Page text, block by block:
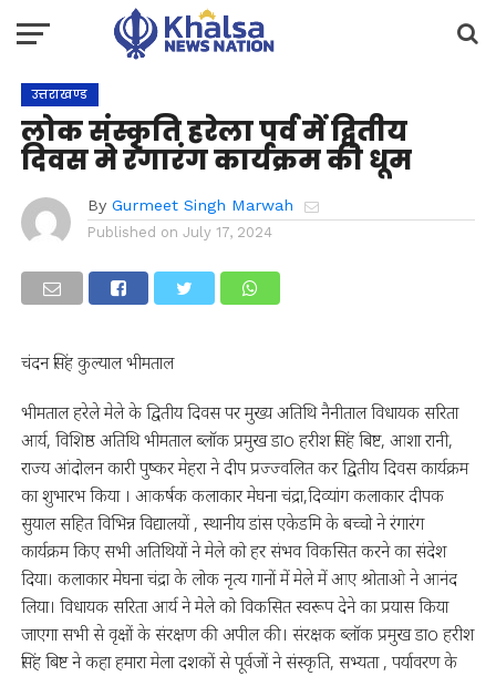
उत्तराखण्ड
लोक संस्कृति हरेला पर्व में द्वितीय
दिवस मे रंगारंग कार्यक्रम की धूम
By Gurmeet Singh Marwah
Published on July 17, 2024
चंदन सिंह कुल्याल भीमताल
भीमताल हरेले मेले के द्वितीय दिवस पर मुख्य अतिथि नैनीताल विधायक सरिता
आर्य, विशिष्ठ अतिथि भीमताल ब्लॉक प्रमुख डाo हरीश सिंह बिष्ट, आशा रानी,
राज्य आंदोलन कारी पुष्कर मेहरा ने दीप प्रज्ज्वलित कर द्वितीय दिवस कार्यक्रम
का शुभारभ किया । आकर्षक कलाकार मेघना चंद्रा,दिव्यांग कलाकार दीपक
सुयाल सहित विभिन्न विद्यालयों , स्थानीय डांस एकेडमि के बच्चो ने रंगारंग
कार्यक्रम किए सभी अतिथियों ने मेले को हर संभव विकसित करने का संदेश
दिया। कलाकार मेघना चंद्रा के लोक नृत्य गानों में मेले में आए श्रोताओ ने आनंद
लिया। विधायक सरिता आर्य ने मेले को विकसित स्वरूप देने का प्रयास किया
जाएगा सभी से वृक्षों के संरक्षण की अपील की। संरक्षक ब्लॉक प्रमुख डाo हरीश
सिंह बिष्ट ने कहा हमारा मेला दशकों से पूर्वजों ने संस्कृति, सभ्यता , पर्यावरण के